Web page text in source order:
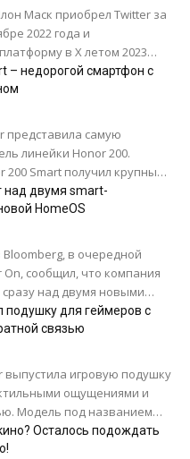
Маск приобрел Twitter за
2022 года и
в X летом 2023
стоимость...
– недорогой смартфон с
представила самую
линейки Honor 200.
200 Smart получил крупный
дисплей с разрешением
и...
над двумя smart-
HomeOS
в очередной
On, сообщил, что компания
над двумя новыми
Устройства могут
2025...
подушку для геймеров с
связью
выпустила игровую подушку
ощущениями и
Модель под названием
вибрации передает в
Осталось подождать